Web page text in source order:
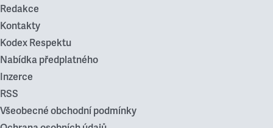
Redakce
Kontakty
Kodex Respektu
Nabídka předplatného
Inzerce
RSS
Všeobecné obchodní podmínky